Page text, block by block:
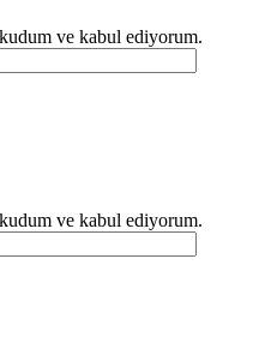
ve kabul ediyorum.
ve kabul ediyorum.